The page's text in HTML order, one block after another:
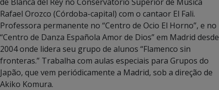
Rafael Orozco (Córdoba-capital) com o cantaor El Fali.
Professora permanente no “Centro de Ocio El Horno”, e no
“Centro de Danza Española Amor de Dios” em Madrid desde
2004 onde lidera seu grupo de alunos “Flamenco sin
fronteras.” Trabalha com aulas especiais para Grupos do
Japão, que vem periódicamente a Madrid, sob a direção de
Akiko Komura.